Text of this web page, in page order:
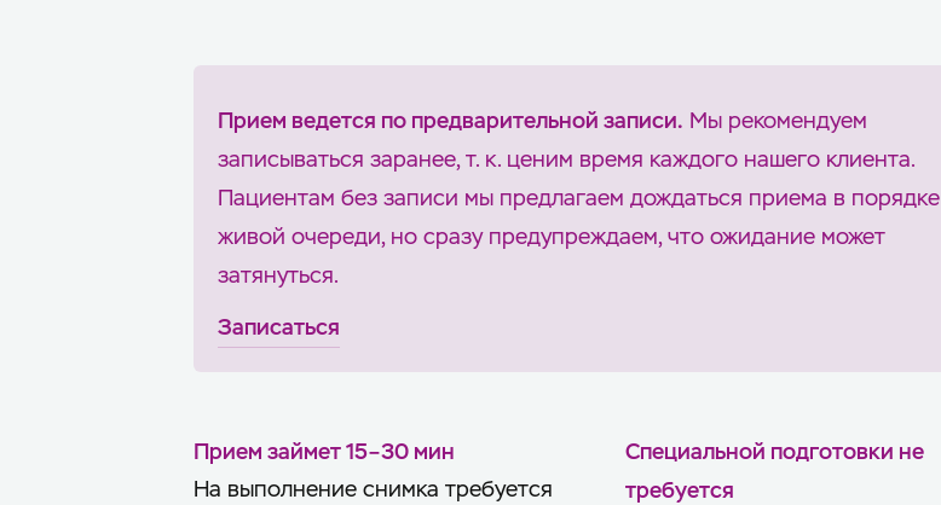
Прием ведется по предварительной записи. Мы рекомендуем
записываться заранее, т. к. ценим время каждого нашего клиента.
Пациентам без записи мы предлагаем дождаться приема в порядке
живой очереди, но сразу предупреждаем, что ожидание может
затянуться.
Записаться
Прием займет 15–30 мин
На выполнение снимка требуется
Специальной подготовки не
требуется